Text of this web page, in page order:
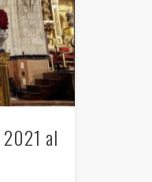
al